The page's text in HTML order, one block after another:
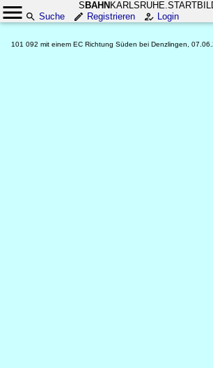
S BAHN
Suche
Registrieren Login
101 092 mit einem EC Richtung Süden bei Denzlingen,